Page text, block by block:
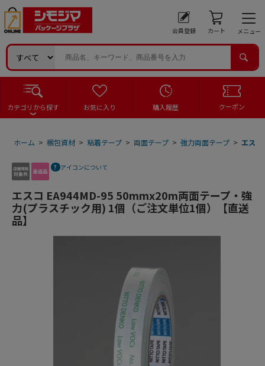
会員登録 カート メニュー
カテゴリから探す お気に入り 購入履歴 クーポン
ホーム > 梱包資材 > 粘着テープ > 両面テープ > 強力両面テープ > エスコ
アイコンについて
エスコ EA944MD-95 50mmx20m両面テープ・強
力(プラスチック用) 1個（ご注文単位1個）【直送
品】